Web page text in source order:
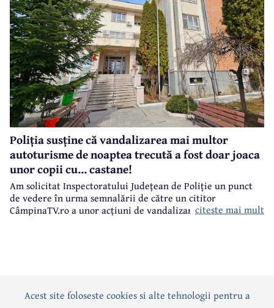
Poliția susține că vandalizarea mai multor
autoturisme de noaptea trecută a fost doar joaca
unor copii cu... castane!
Am solicitat Inspectoratului Județean de Poliție un punct
de vedere în urma semnalării de către un cititor
CâmpinaTV.ro a unor acțiuni de vandalizare a unorciteste mai mult
Acest site foloseste cookies si alte tehnologii pentru a